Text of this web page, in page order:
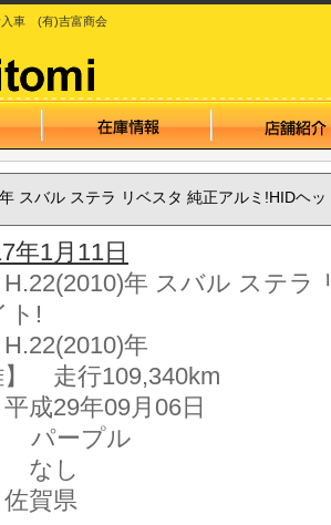
入車 (有)吉富商会
スバル ステラ リベスタ 純正アルミ!HIDヘッ
年1月11日
年 スバル ステラ
ト!
年
】 走行109,340km
成29年09月06日
パープル
なし
賀県